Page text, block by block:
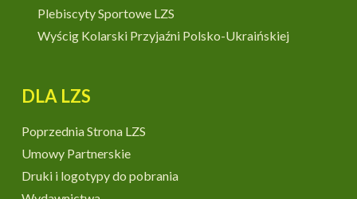
Plebiscyty Sportowe LZS
Wyścig Kolarski Przyjaźni Polsko-Ukraińskiej
DLA LZS
Poprzednia Strona LZS
Umowy Partnerskie
Druki i logotypy do pobrania